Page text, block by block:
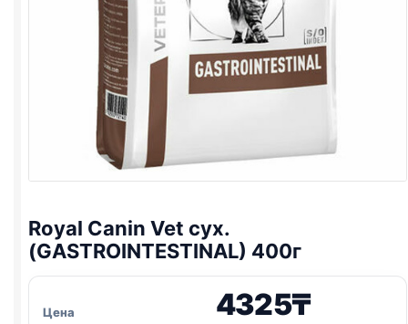
Royal Canin Vet сух.
(GASTROINTESTINAL) 400г
Цена 4325₸